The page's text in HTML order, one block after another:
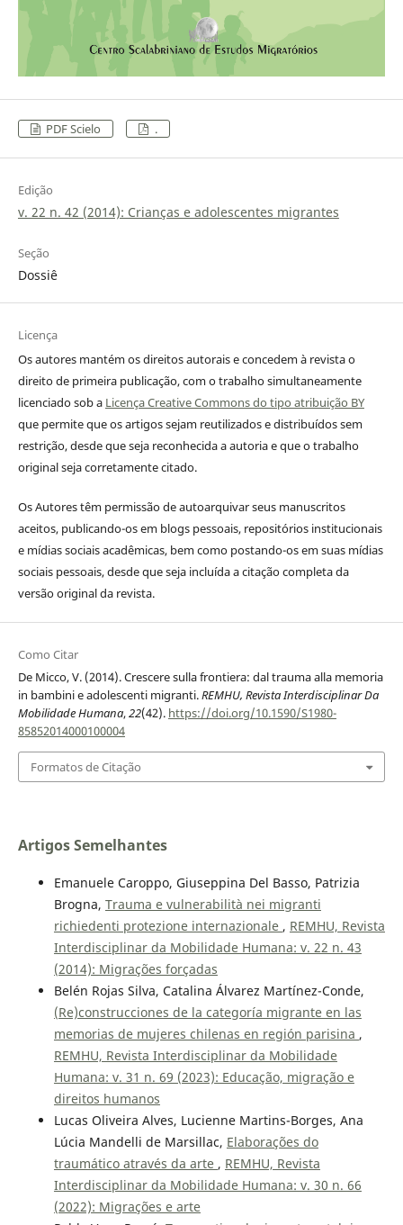
PDF Scielo .
Edição
v. 22 n. 42 (2014): Crianças e adolescentes migrantes
Seção
Dossiê
Licença
Os autores mantém os direitos autorais e concedem à revista o
direito de primeira publicação, com o trabalho simultaneamente
licenciado sob a Licença Creative Commons do tipo atribuição BY
que permite que os artigos sejam reutilizados e distribuídos sem
restrição, desde que seja reconhecida a autoria e que o trabalho
original seja corretamente citado.
Os Autores têm permissão de autoarquivar seus manuscritos
aceitos, publicando-os em blogs pessoais, repositórios institucionais
e mídias sociais acadêmicas, bem como postando-os em suas mídias
sociais pessoais, desde que seja incluída a citação completa da
versão original da revista.
Como Citar
De Micco, V. (2014). Crescere sulla frontiera: dal trauma alla memoria
in bambini e adolescenti migranti.REMHU, Revista Interdisciplinar Da
Mobilidade Humana,22(42). https://doi.org/10.1590/S1980-
85852014000100004
Formatos de Citação
Artigos Semelhantes
Emanuele Caroppo, Giuseppina Del Basso, Patrizia
Brogna, Trauma e vulnerabilità nei migranti
richiedenti protezione internazionale , REMHU, Revista
Interdisciplinar da Mobilidade Humana: v. 22 n. 43
(2014): Migrações forçadas
Belén Rojas Silva, Catalina Álvarez Martínez-Conde,
(Re)construcciones de la categoría migrante en las
memorias de mujeres chilenas en región parisina ,
REMHU, Revista Interdisciplinar da Mobilidade
Humana: v. 31 n. 69 (2023): Educação, migração e
direitos humanos
Lucas Oliveira Alves, Lucienne Martins-Borges, Ana
Lúcia Mandelli de Marsillac, Elaborações do
traumático através da arte , REMHU, Revista
Interdisciplinar da Mobilidade Humana: v. 30 n. 66
(2022): Migrações e arte